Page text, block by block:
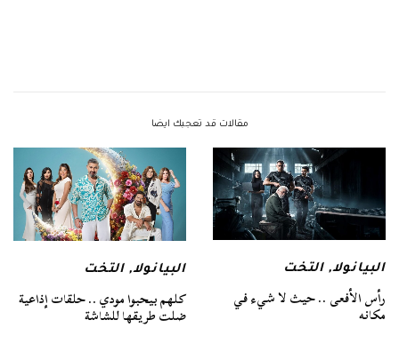
مقالات قد تعجبك ايضا
البيانولا,التخت
رأس الأفعى .. حيث لا شيء في
مكانه
البيانولا,التخت
كلهم بيحبوا مودي .. حلقات إذاعية
ضلت طريقها للشاشة